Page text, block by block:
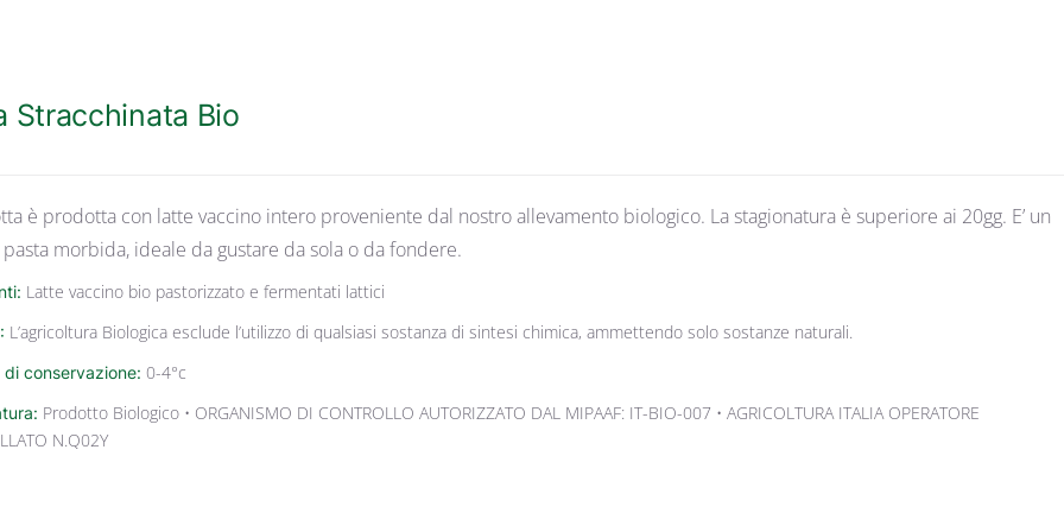
Stracchinata Bio
è prodotta con latte vaccino intero proveniente dal nostro allevamento biologico. La stagionatura è superiore ai 20gg. E’ un
morbida, ideale da gustare da sola o da fondere.
Latte vaccino bio pastorizzato e fermentati lattici
L’agricoltura Biologica esclude l’utilizzo di qualsiasi sostanza di sintesi chimica, ammettendo solo sostanze naturali.
conservazione: 0-4°c
Prodotto Biologico • ORGANISMO DI CONTROLLO AUTORIZZATO DAL MIPAAF: IT-BIO-007 • AGRICOLTURA ITALIA OPERATORE
N.Q02Y